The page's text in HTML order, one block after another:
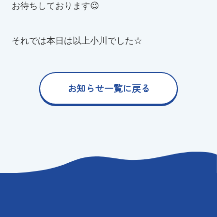
お待ちしております😉
それでは本日は以上小川でした☆
お知らせ一覧に戻る